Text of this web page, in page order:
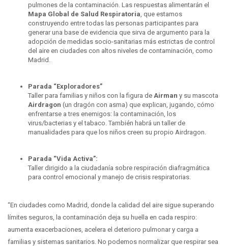
pulmones de la contaminación. Las respuestas alimentarán el
Mapa Global de Salud Respiratoria , que estamos
construyendo entre todas las personas participantes para
generar una base de evidencia que sirva de argumento para la
adopción de medidas socio-sanitarias más estrictas de control
del aire en ciudades con altos niveles de contaminación, como
Madrid.
Parada “Exploradores”
Taller para familias y niños con la figura de Airman y su mascota
Airdragon (un dragón con asma) que explican, jugando, cómo
enfrentarse a tres enemigos: la contaminación, los
virus/bacterias y el tabaco. También habrá un taller de
manualidades para que los niños creen su propio Airdragon.
Parada “Vida Activa”:
Taller dirigido a la ciudadanía sobre respiración diafragmática
para control emocional y manejo de crisis respiratorias.
“En ciudades como Madrid, donde la calidad del aire sigue superando
límites seguros, la contaminación deja su huella en cada respiro:
aumenta exacerbaciones, acelera el deterioro pulmonar y carga a
familias y sistemas sanitarios. No podemos normalizar que respirar sea